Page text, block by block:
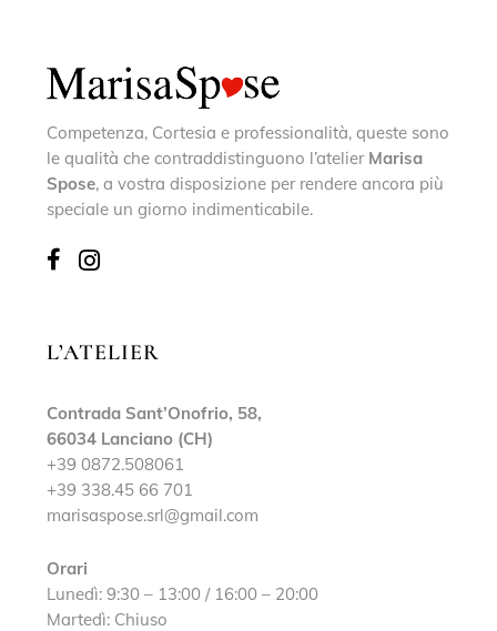
Competenza, Cortesia e professionalità, queste sono
le qualità che contraddistinguono l’atelier Marisa
Spose, a vostra disposizione per rendere ancora più
speciale un giorno indimenticabile.
L’ATELIER
Contrada Sant’Onofrio, 58,
66034 Lanciano (CH)
+39 0872.508061
+39 338.45 66 701
marisaspose.srl@gmail.com
Orari
Lunedì: 9:30 – 13:00 / 16:00 – 20:00
Martedì: Chiuso